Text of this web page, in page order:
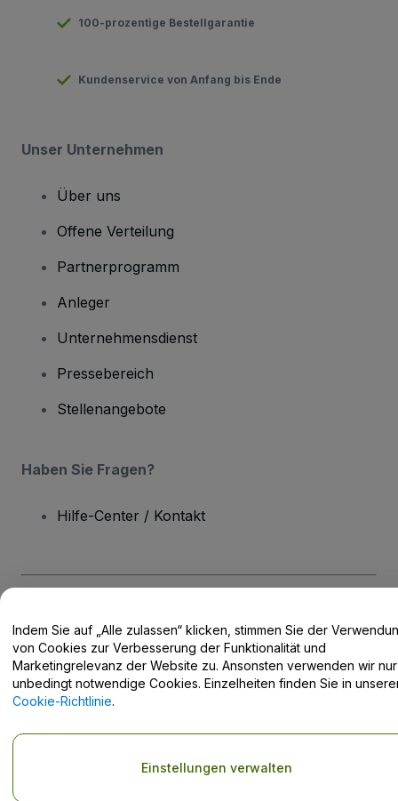
100-prozentige Bestellgarantie
Kundenservice von Anfang bis Ende
Unser Unternehmen
Über uns
Offene Verteilung
Partnerprogramm
Anleger
Unternehmensdienst
Pressebereich
Stellenangebote
Haben Sie Fragen?
Hilfe-Center / Kontakt
Durch die Nutzung dieser Website akzeptieren Sie dieAllgemeinen
Geschäftsbedingungenund dieDatenschutzerklärung sowie die
Cookie-RichtlinieundDatenschutzrichtlinie für Mobilanwendungen
Keine Weitergabe meiner personenbezogenen Daten/Ihre
Indem Sie auf „Alle zulassen“ klicken, stimmen Sie der
von Cookies zur Verbesserung der Funktionalität und
Marketingrelevanz der Website zu. Ansonsten verwenden wir nur
unbedingt notwendige Cookies. Einzelheiten finden Sie in
Cookie-Richtlinie.
Einstellungen verwalten